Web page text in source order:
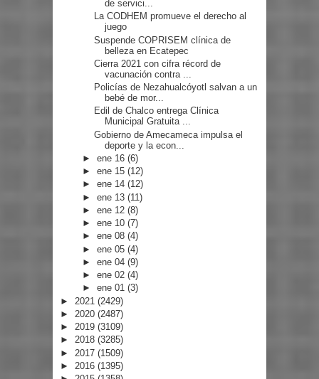
de servici...
La CODHEM promueve el derecho al
juego
Suspende COPRISEM clínica de
belleza en Ecatepec
Cierra 2021 con cifra récord de
vacunación contra ...
Policías de Nezahualcóyotl salvan a un
bebé de mor...
Edil de Chalco entrega Clínica
Municipal Gratuita ...
Gobierno de Amecameca impulsa el
deporte y la econ...
►ene 16(6)
►ene 15(12)
►ene 14(12)
►ene 13(11)
►ene 12(8)
►ene 10(7)
►ene 08(4)
►ene 05(4)
►ene 04(9)
►ene 02(4)
►ene 01(3)
► 2021 (2429)
► 2020 (2487)
► 2019 (3109)
► 2018 (3285)
► 2017 (1509)
► 2016 (1395)